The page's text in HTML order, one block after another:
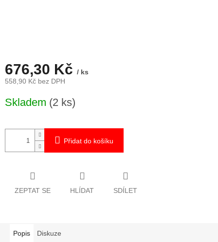
676,30 Kč / ks
558,90 Kč bez DPH
cena:
Skladem (2 ks)
Přidat do košíku
ZEPTAT SE HLÍDAT SDÍLET
Popis Diskuze